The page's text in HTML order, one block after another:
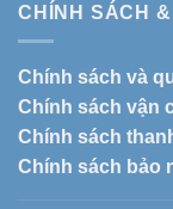
CHÍNH SÁCH
Chính sách và
Chính sách vận
Chính sách
Chính sách bảo